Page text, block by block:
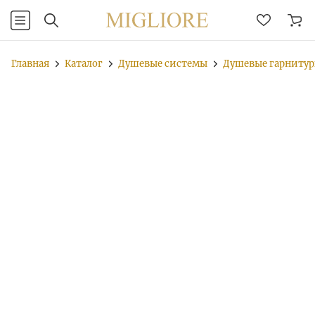
Главная Каталог Душевые системы Душевые